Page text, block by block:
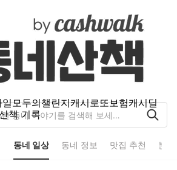
일모두의챌린지캐시로또보험캐시딜
책 기록
동네 일상 동네 정보 맛집 추천 분